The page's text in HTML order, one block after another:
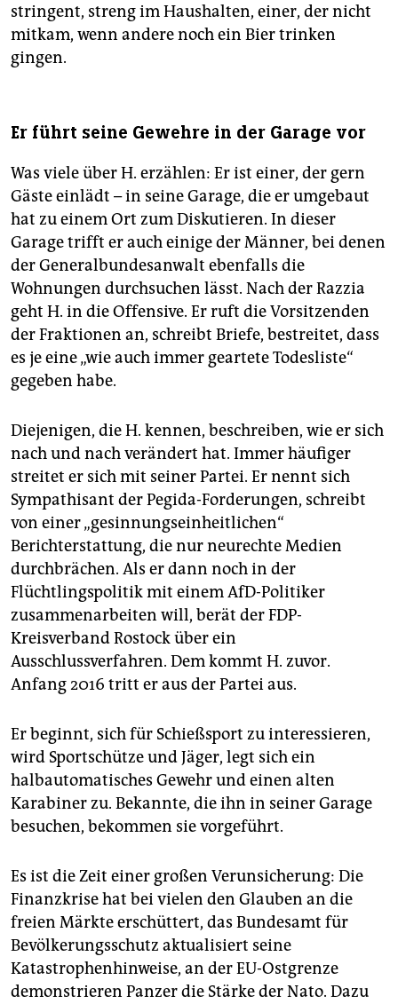
stringent, streng im Haushalten, einer, der nicht
mitkam, wenn andere noch ein Bier trinken
gingen.
Er führt seine Gewehre in der Garage vor
Was viele über H. erzählen: Er ist einer, der gern
Gäste einlädt – in seine Garage, die er umgebaut
hat zu einem Ort zum Diskutieren. In dieser
Garage trifft er auch einige der Männer, bei denen
der Generalbundesanwalt ebenfalls die
Wohnungen durchsuchen lässt. Nach der Razzia
geht H. in die Offensive. Er ruft die Vorsitzenden
der Fraktionen an, schreibt Briefe, bestreitet, dass
es je eine „wie auch immer geartete Todesliste“
gegeben habe.
Diejenigen, die H. kennen, beschreiben, wie er sich
nach und nach verändert hat. Immer häufiger
streitet er sich mit seiner Partei. Er nennt sich
Sympathisant der Pegida-Forderungen, schreibt
von einer „gesinnungseinheitlichen“
Berichterstattung, die nur neurechte Medien
durchbrächen. Als er dann noch in der
Flüchtlingspolitik mit einem AfD-Politiker
zusammenarbeiten will, berät der FDP-
Kreisverband Rostock über ein
Ausschlussverfahren. Dem kommt H. zuvor.
Anfang 2016 tritt er aus der Partei aus.
Er beginnt, sich für Schießsport zu interessieren,
wird Sportschütze und Jäger, legt sich ein
halbautomatisches Gewehr und einen alten
Karabiner zu. Bekannte, die ihn in seiner Garage
besuchen, bekommen sie vorgeführt.
Es ist die Zeit einer großen Verunsicherung: Die
Finanzkrise hat bei vielen den Glauben an die
freien Märkte erschüttert, das Bundesamt für
Bevölkerungsschutz aktualisiert seine
Katastrophenhinweise, an der EU-Ostgrenze
demonstrieren Panzer die Stärke der Nato. Dazu